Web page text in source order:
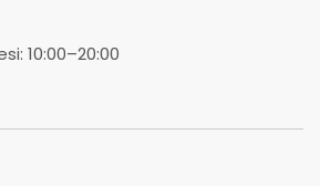
10:00–20:00